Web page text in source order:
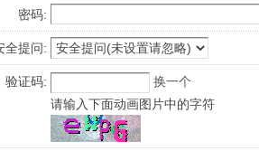
密码:
全提问:
验证码:
换一个
请输入下面动画图片中的字符